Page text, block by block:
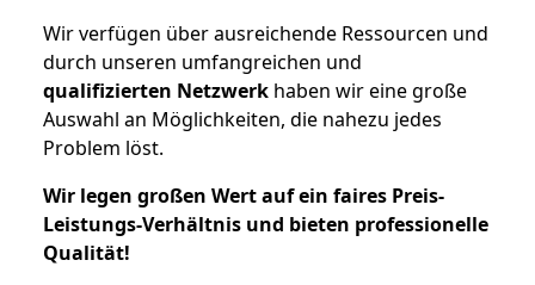
Wir verfügen über ausreichende Ressourcen und
durch unseren umfangreichen und
qualifizierten Netzwerk haben wir eine große
Auswahl an Möglichkeiten, die nahezu jedes
Problem löst.
Wir legen großen Wert auf ein faires Preis-
Leistungs-Verhältnis und bieten professionelle
Qualität!